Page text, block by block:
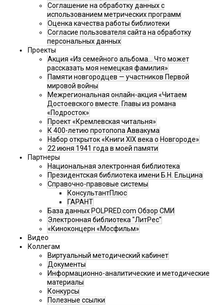
Соглашение на обработку данных с
использованием метрических программ
Оценка качества работы библиотеки
Согласие пользователя сайта на обработку
персональных данных
Проекты
Акция «Из семейного альбома... Что может
рассказать моя немецкая фамилия»
Памяти новгородцев — участников Первой
мировой войны
Межрегиональная онлайн-акция «Читаем
Достоевского вместе. Главы из романа
«Подросток»
Проект «Кремлевская читальня»
К 400-летию протопопа Аввакума
Набор открыток «Книги XIX века о Новгороде»
22 июня 1941 года в моей памяти
Партнеры
Национальная электронная библиотека
Президентская библиотека имени Б.Н. Ельцина
Справочно-правовые системы
КонсультантПлюс
ГАРАНТ
База данных POLPRED.com Обзор СМИ
Электронная библиотека "ЛитРес"
«Киноконцерн «Мосфильм»
Видео
Коллегам
Виртуальный методический кабинет
Документы
Информационно-аналитические и методические
материалы
Конкурсы
Полезные ссылки